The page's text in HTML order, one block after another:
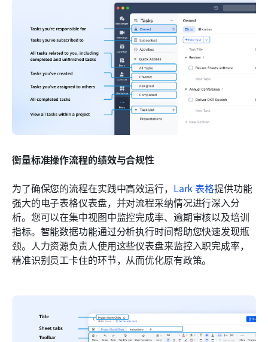
衡量标准操作流程的绩效与合规性
为了确保您的流程在实践中高效运行， Lark 表格提供功能
强大的电子表格仪表盘，并对流程采纳情况进行深入分
析。您可以在集中视图中监控完成率、逾期审核以及培训
指标。智能数据功能通过分析执行时间帮助您快速发现瓶
颈。人力资源负责人使用这些仪表盘来监控入职完成率，
精准识别员工卡住的环节，从而优化原有政策。